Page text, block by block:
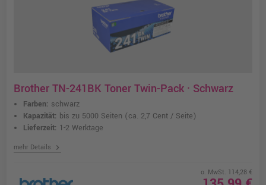
Brother TN-241BK Toner Twin-Pack · Schwarz
Farben: schwarz
Kapazität: bis zu 5000 Seiten (ca. 2,7 Cent / Seite)
Lieferzeit: 1-2 Werktage
mehr Details chevron_right
o. MwSt. 114,28 €